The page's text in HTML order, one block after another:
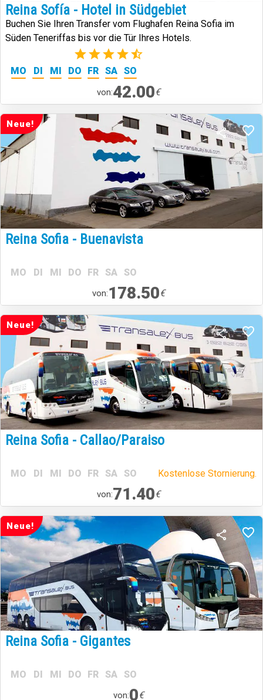
Reina Sofía - Hotel in Südgebiet
Buchen Sie Ihren Transfer vom Flughafen Reina Sofia im
Süden Teneriffas bis vor die Tür Ihres Hotels.
(23)
MO DI MI DO FR SA SO
von:42.00€
Neue!
Reina Sofia - Buenavista
MO DI MI DO FR SA SO
von:178.50€
Neue!
Reina Sofia - Callao/Paraiso
MO DI MI DO FR SA SO Kostenlose Stornierung.
von:71.40€
Neue!
Reina Sofia - Gigantes
MO DI MI DO FR SA SO
von:0€